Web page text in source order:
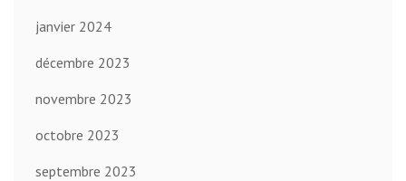
janvier 2024
décembre 2023
novembre 2023
octobre 2023
septembre 2023